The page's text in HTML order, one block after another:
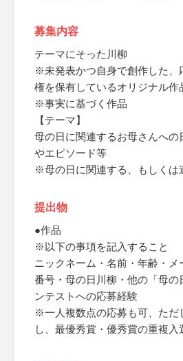
募集内容
テーマにそった川柳
※未発表かつ自身で創作した、
権を保有しているオリジナル作
※事実に基づく作品
【テーマ】
母の日に関連するお母さんへの
やエピソード等
※母の日に関連する、もしくは
提出物
●作品
※以下の事項を記入すること
ニックネーム・名前・年齢・
番号・母の日川柳・他の「母の
ンテストへの応募経験
※一人複数点の応募も可、ただ
し、最優秀賞・優秀賞の重複入